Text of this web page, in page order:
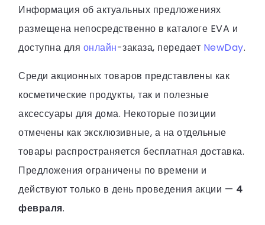
Информация об актуальных предложениях
размещена непосредственно в каталоге EVA и
доступна для онлайн-заказа, передает NewDay.
Среди акционных товаров представлены как
косметические продукты, так и полезные
аксессуары для дома. Некоторые позиции
отмечены как эксклюзивные, а на отдельные
товары распространяется бесплатная доставка.
Предложения ограничены по времени и
действуют только в день проведения акции — 4
февраля.